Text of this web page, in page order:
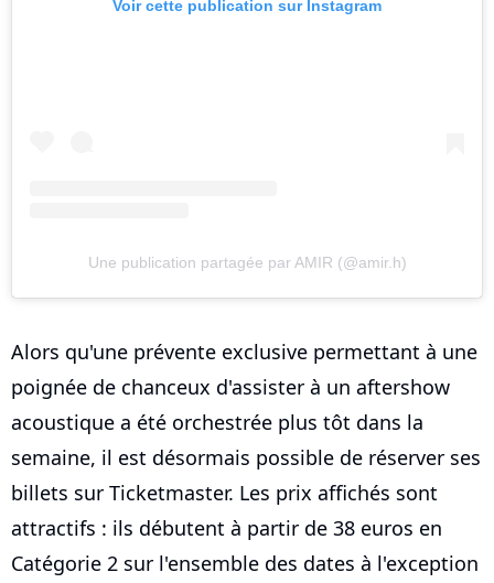
Voir cette publication sur Instagram
Une publication partagée par AMIR (@amir.h)
Alors qu'une prévente exclusive permettant à une
poignée de chanceux d'assister à un aftershow
acoustique a été orchestrée plus tôt dans la
semaine, il est désormais possible de réserver ses
billets sur Ticketmaster. Les prix affichés sont
attractifs : ils débutent à partir de 38 euros en
Catégorie 2 sur l'ensemble des dates à l'exception